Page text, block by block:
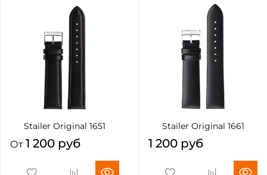
Stailer Original 1651
От 1 200 руб
Stailer Original 1661
1 200 руб